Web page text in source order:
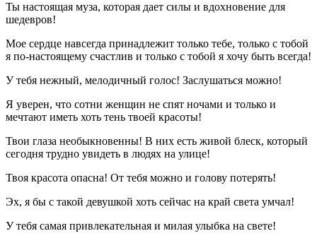
Ты настоящая муза, которая дает силы и вдохновение для
шедевров!
Мое сердце навсегда принадлежит только тебе, только с тобой
я по-настоящему счастлив и только с тобой я хочу быть всегда!
У тебя нежный, мелодичный голос! Заслушаться можно!
Я уверен, что сотни женщин не спят ночами и только и
мечтают иметь хоть тень твоей красоты!
Твои глаза необыкновенны! В них есть живой блеск, который
сегодня трудно увидеть в людях на улице!
Твоя красота опасна! От тебя можно и голову потерять!
Эх, я бы с такой девушкой хоть сейчас на край света умчал!
У тебя самая привлекательная и милая улыбка на свете!